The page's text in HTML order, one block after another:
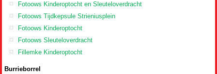
Fotoows Kinderoptocht en Sleuteloverdracht
Fotoows Tijdkepsule Strieniusplein
Fotoows Kinderoptocht
Fotoows Sleuteloverdracht
Fillemke Kinderoptocht
Burrieborrel